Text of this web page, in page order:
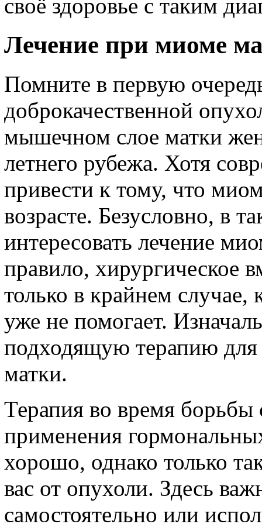
своё здоровье с таким
Лечение при миоме
Помните в первую
доброкачественной
мышечном слое матки
летнего рубежа. Хотя
привести к тому, что
возрасте. Безусловно, в
интересовать лечение
правило, хирургическое
только в крайнем случае,
уже не помогает.
подходящую терапию
матки.
Терапия во время борьбы
применения
хорошо, однако только
вас от опухоли. Здесь
самостоятельно или